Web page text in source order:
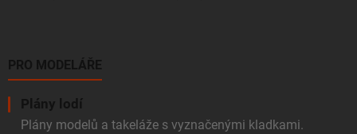
PRO MODELÁŘE
Plány lodí
Plány modelů a takeláže s vyznačenými kladkami.